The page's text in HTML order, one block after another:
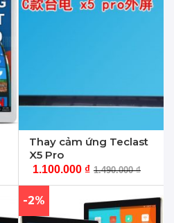
Thay cảm ứng Teclast
X5 Pro
1.490.000₫
1.100.000 ₫
-2%